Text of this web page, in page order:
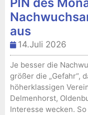
aus
14.Juli 2026
Je besser die
größer die „Gefahr“,
höherklassigen
Delmenhorst,
Interesse wecken.